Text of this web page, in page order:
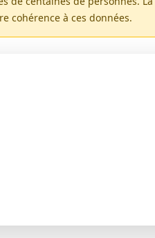
cohérence à ces données.